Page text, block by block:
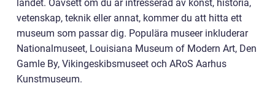
landet. Oavsett om du är intresserad av konst, historia,
vetenskap, teknik eller annat, kommer du att hitta ett
museum som passar dig. Populära museer inkluderar
Nationalmuseet, Louisiana Museum of Modern Art, Den
Gamle By, Vikingeskibsmuseet och ARoS Aarhus
Kunstmuseum.